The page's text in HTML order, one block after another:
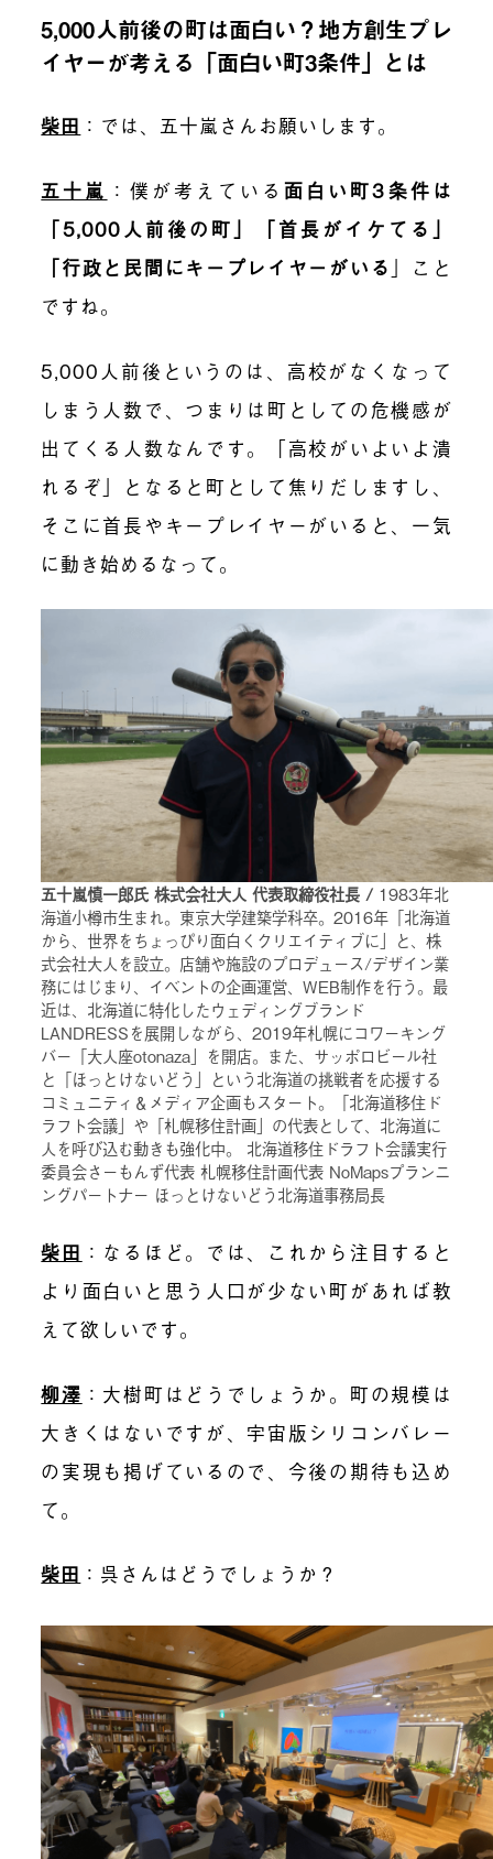
5,000人前後の町は面白い？地方創生プレ
イヤーが考える「面白い町3条件」とは
柴田 ：では、五十嵐さんお願いします。
五十嵐 ：僕が考えている面白い町3条件は
「5,000人前後の町」「首長がイケてる」
「行政と民間にキープレイヤーがいる 」
こと
ですね。
5,000人前後というのは、高校がなくなって
しまう人数で、つまりは町としての危機感が
出てくる人数なんです。「高校がいよいよ潰
れるぞ」となると町として焦りだしますし、
そこに首長やキープレイヤーがいると、一気
に動き始めるなって。
五十嵐慎一郎氏 株式会社大人 代表取締役社長 / 1983年北
海道小樽市生まれ。東京大学建築学科卒。2016年「北海道
から、世界をちょっぴり面白くクリエイティブに」と、株
式会社大人を設立。店舗や施設のプロデュース/デザイン業
務にはじまり、イベントの企画運営、WEB制作を行う。最
近は、北海道に特化したウェディングブランド
LANDRESSを展開しながら、2019年札幌にコワーキング
バー「大人座otonaza」を開店。また、サッポロビール社
と「ほっとけないどう」という北海道の挑戦者を応援する
コミュニティ＆メディア企画もスタート。「北海道移住ド
ラフト会議」や「札幌移住計画」の代表として、北海道に
人を呼び込む動きも強化中。 北海道移住ドラフト会議実行
委員会さーもんず代表 札幌移住計画代表 NoMapsプランニ
ングパートナー ほっとけないどう北海道事務局長
柴田 ：なるほど。では、これから注目すると
より面白いと思う人口が少ない町があれば教
えて欲しいです。
柳澤 ：大樹町はどうでしょうか。町の規模は
大きくはないですが、宇宙版シリコンバレー
の実現も掲げているので、今後の期待も込め
て。
柴田 ：呉さんはどうでしょうか？